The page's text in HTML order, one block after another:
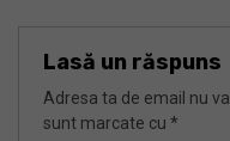
Lasă un răspuns
Adresa ta de email nu
sunt marcate cu *